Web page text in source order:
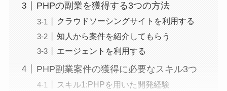
PHPの副業を獲得する3つの方法
クラウドソーシングサイトを利用する
知人から案件を紹介してもらう
エージェントを利用する
PHP副業案件の獲得に必要なスキル3つ
スキル1:PHPを用いた開発経験